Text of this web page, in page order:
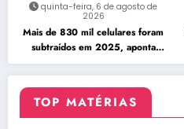
quinta-feira, 6 de agosto de
2026
Mais de 830 mil celulares foram
subtraídos em 2025, aponta
relatório
TOP MATÉRIAS